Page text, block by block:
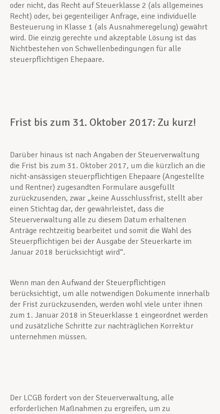
oder nicht, das Recht auf Steuerklasse 2 (als allgemeines
Recht) oder, bei gegenteiliger Anfrage, eine individuelle
Besteuerung in Klasse 1 (als Ausnahmeregelung) gewährt
wird. Die einzig gerechte und akzeptable Lösung ist das
Nichtbestehen von Schwellenbedingungen für alle
steuerpflichtigen Ehepaare.
Frist bis zum 31. Oktober 2017: Zu kurz!
Darüber hinaus ist nach Angaben der Steuerverwaltung
die Frist bis zum 31. Oktober 2017, um die kürzlich an die
nicht-ansässigen steuerpflichtigen Ehepaare (Angestellte
und Rentner) zugesandten Formulare ausgefüllt
zurückzusenden, zwar „keine Ausschlussfrist, stellt aber
einen Stichtag dar, der gewährleistet, dass die
Steuerverwaltung alle zu diesem Datum erhaltenen
Anträge rechtzeitig bearbeitet und somit die Wahl des
Steuerpflichtigen bei der Ausgabe der Steuerkarte im
Januar 2018 berücksichtigt wird“.
Wenn man den Aufwand der Steuerpflichtigen
berücksichtigt, um alle notwendigen Dokumente innerhalb
der Frist zurückzusenden, werden wohl viele unter ihnen
zum 1. Januar 2018 in Steuerklasse 1 eingeordnet werden
und zusätzliche Schritte zur nachträglichen Korrektur
unternehmen müssen.
Der LCGB fordert von der Steuerverwaltung, alle
erforderlichen Maßnahmen zu ergreifen, um zu